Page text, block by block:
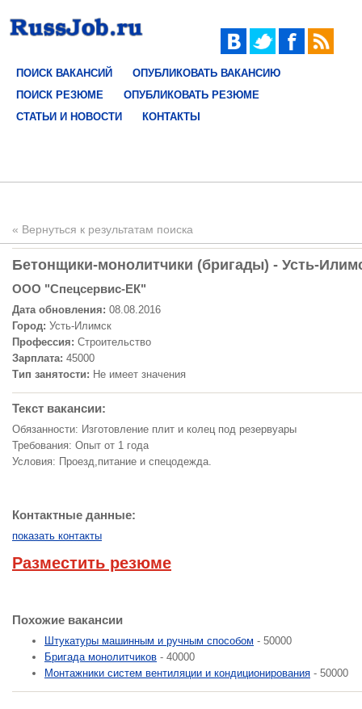
ПОИСК ВАКАНСИЙ
ОПУБЛИКОВАТЬ ВАКАНСИЮ
ПОИСК РЕЗЮМЕ
ОПУБЛИКОВАТЬ РЕЗЮМЕ
СТАТЬИ И НОВОСТИ
КОНТАКТЫ
« Вернуться к результатам поиска
Бетонщики-монолитчики (бригады) - Усть-
ООО "Спецсервис-ЕК"
Дата обновления: 08.08.2016
Город: Усть-Илимск
Профессия: Строительство
Зарплата: 45000
Тип занятости: Не имеет значения
Текст вакансии:
Обязанности: Изготовление плит и колец под резервуары
Требования: Опыт от 1 года
Условия: Проезд,питание и спецодежда.
Контактные данные:
показать контакты
Разместить резюме
Похожие вакансии
Штукатуры машинным и ручным способом - 50000
Бригада монолитчиков - 40000
Монтажники систем вентиляции и кондиционирования - 50000